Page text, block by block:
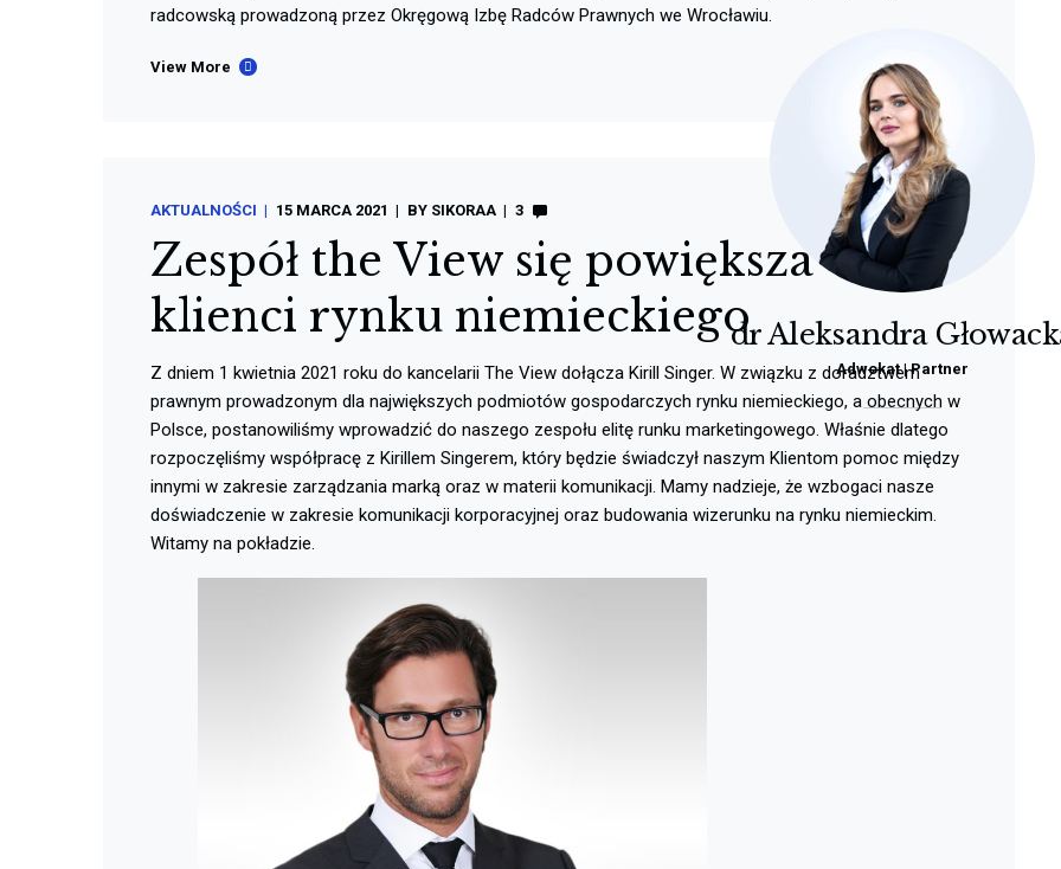
radcowską prowadzoną przez Okręgową Izbę Radców Prawnych we Wrocławiu.
View More
AKTUALNOŚCI 15 MARCA 2021 BY SIKORAA 3
Zespół the View się powiększa –
klienci rynku niemieckiego
Z dniem 1 kwietnia 2021 roku do kancelarii The View dołącza Kirill Singer. W związku z doradztwem
prawnym prowadzonym dla największych podmiotów gospodarczych rynku niemieckiego, a obecnych w
Polsce, postanowiliśmy wprowadzić do naszego zespołu elitę runku marketingowego. Właśnie dlatego
rozpoczęliśmy współpracę z Kirillem Singerem, który będzie świadczył naszym Klientom pomoc między
innymi w zakresie zarządzania marką oraz w materii komunikacji. Mamy nadzieje, że wzbogaci nasze
doświadczenie w zakresie komunikacji korporacyjnej oraz budowania wizerunku na rynku niemieckim.
Witamy na pokładzie.
dr Aleksandra
Adwokat | Partner